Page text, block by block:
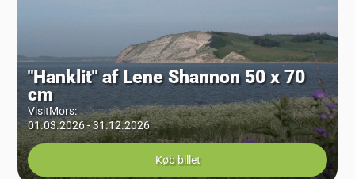
"Hanklit" af Lene Shannon 50 x 70
cm
VisitMors:
01.03.2026 - 31.12.2026
Køb billet